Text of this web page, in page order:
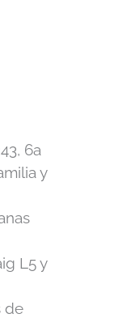
6a
y
L5 y
de